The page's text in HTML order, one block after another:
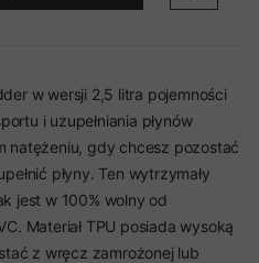
w wersji 2,5 litra pojemności
i uzupełniania płynów
natężeniu, gdy chcesz pozostać
płyny. Ten wytrzymały
jest w 100% wolny od
Materiał TPU posiada wysoką
z wręcz zamrożonej lub